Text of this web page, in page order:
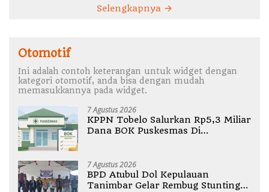
Selengkapnya
Otomotif
Ini adalah contoh keterangan untuk widget dengan
kategori otomotif, anda bisa dengan mudah
memasukkannya pada widget.
7 Agustus 2026
KPPN Tobelo Salurkan Rp5,3 Miliar
Dana BOK Puskesmas Di
7 Agustus 2026
BPD Atubul Dol Kepulauan
Tanimbar Gelar Rembug Stunting